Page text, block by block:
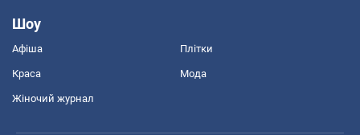
Шоу
Афіша Плітки
Краса Мода
Жіночий журнал